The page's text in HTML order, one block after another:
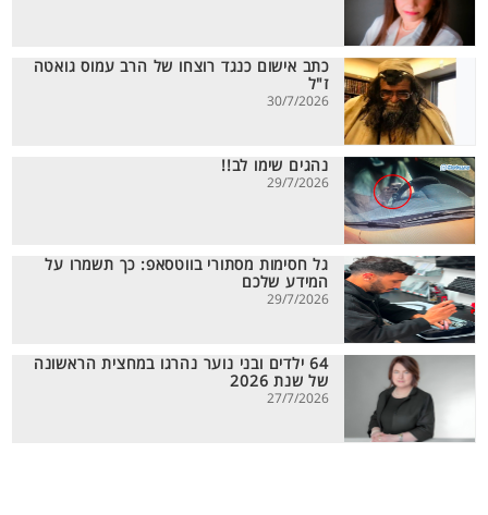
כתב אישום כנגד רוצחו של הרב עמוס גואטה
ז"ל
30/7/2026
נהגים שימו לב!!
29/7/2026
גל חסימות מסתורי בווטסאפ: כך תשמרו על
המידע שלכם
29/7/2026
64 ילדים ובני נוער נהרגו במחצית הראשונה
של שנת 2026
27/7/2026